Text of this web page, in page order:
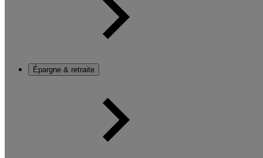
Épargne & retraite